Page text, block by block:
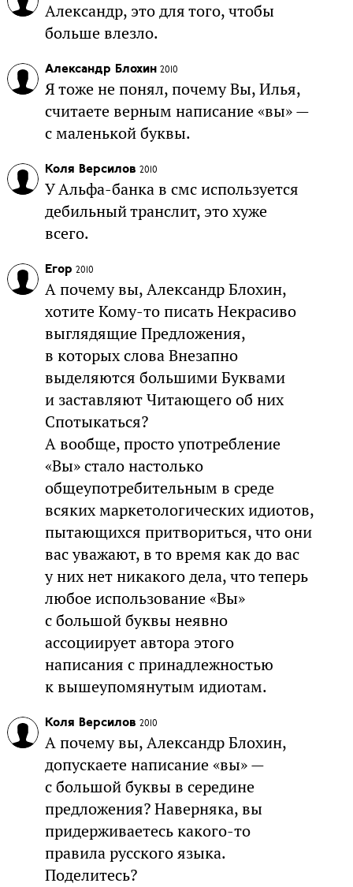
Александр, это для того, чтобы
больше влезло.
Александр Блохин 2010
Я тоже не понял, почему Вы, Илья,
считаете верным написание «вы» —
с маленькой буквы.
Коля Версилов 2010
У Альфа-банка в смс используется
дебильный транслит, это хуже
всего.
Егор 2010
А почему вы, Александр Блохин,
хотите Кому-то писать Некрасиво
выглядящие Предложения,
в которых слова Внезапно
выделяются большими Буквами
и заставляют Читающего об них
Спотыкаться?
А вообще, просто употребление
«Вы» стало настолько
общеупотребительным в среде
всяких маркетологических идиотов,
пытающихся притвориться, что они
вас уважают, в то время как до вас
у них нет никакого дела, что теперь
любое использование «Вы»
с большой буквы неявно
ассоциирует автора этого
написания с принадлежностью
к вышеупомянутым идиотам.
Коля Версилов 2010
А почему вы, Александр Блохин,
допускаете написание «вы» —
с большой буквы в середине
предложения? Наверняка, вы
придерживаетесь какого-то
правила русского языка.
Поделитесь?